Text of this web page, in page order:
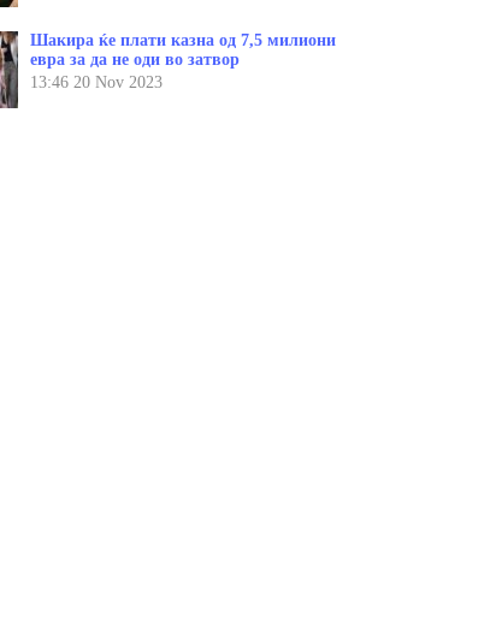
Шакира ќе плати казна од 7,5 милиони
евра за да не оди во затвор
13:46 20 Nov 2023